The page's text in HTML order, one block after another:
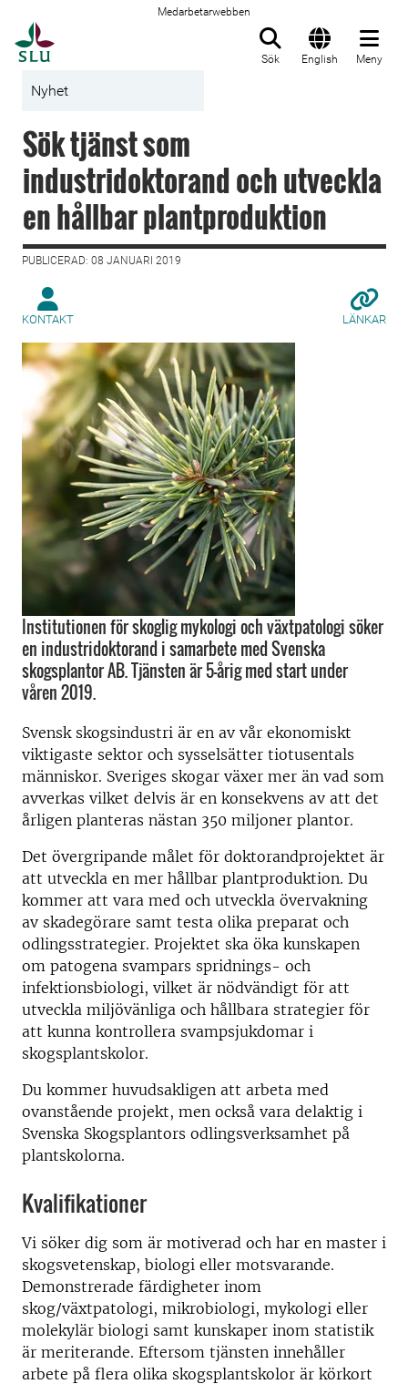
Medarbetarwebben
Sök English Meny
Nyhet
Sök tjänst som
industridoktorand och utveckla
en hållbar plantproduktion
PUBLICERAD: 08 JANUARI 2019
KONTAKT LÄNKAR
Institutionen för skoglig mykologi och växtpatologi söker
en industridoktorand i samarbete med Svenska
skogsplantor AB. Tjänsten är 5-årig med start under
våren 2019.
Svensk skogsindustri är en av vår ekonomiskt
viktigaste sektor och sysselsätter tiotusentals
människor. Sveriges skogar växer mer än vad som
avverkas vilket delvis är en konsekvens av att det
årligen planteras nästan 350 miljoner plantor.
Det övergripande målet för doktorandprojektet är
att utveckla en mer hållbar plantproduktion. Du
kommer att vara med och utveckla övervakning
av skadegörare samt testa olika preparat och
odlingsstrategier. Projektet ska öka kunskapen
om patogena svampars spridnings- och
infektionsbiologi, vilket är nödvändigt för att
utveckla miljövänliga och hållbara strategier för
att kunna kontrollera svampsjukdomar i
skogsplantskolor.
Du kommer huvudsakligen att arbeta med
ovanstående projekt, men också vara delaktig i
Svenska Skogsplantors odlingsverksamhet på
plantskolorna.
Kvalifikationer
Vi söker dig som är motiverad och har en master i
skogsvetenskap, biologi eller motsvarande.
Demonstrerade färdigheter inom
skog/växtpatologi, mikrobiologi, mykologi eller
molekylär biologi samt kunskaper inom statistik
är meriterande. Eftersom tjänsten innehåller
arbete på flera olika skogsplantskolor är körkort